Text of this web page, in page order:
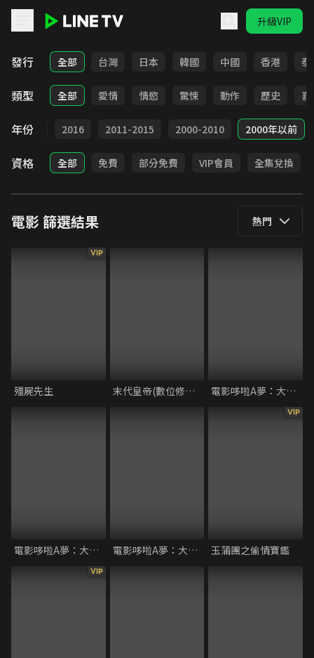
升級VIP
LINE TV - 電影
發行 全部 台灣 日本 韓國 中國 香港 泰
類型 全部 愛情 情慾 驚悚 動作 歷史 喜
年份
2017 2016 2011-2015 2000-2010 2000年以前
資格 全部 免費 部分免費 VIP會員 全集兌換
電影篩選結果 熱門
VIP
殭屍先生 末代皇帝(數位修復版) 電影哆啦A夢：大雄與雲之王國
電影哆啦A夢：大雄與迷宮之旅 電影哆啦A夢：大雄與夢幻三劍士
VIP
玉蒲團之偷情寶鑑
VIP